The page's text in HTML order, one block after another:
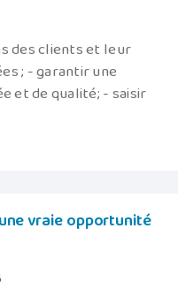
des clients et leur
; - garantir une
et de qualité; - saisir
vraie opportunité